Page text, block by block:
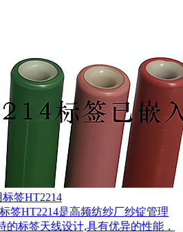
签HT2214
签HT2214是高频纺纱厂纱锭管理
的标签天线设计,具有优异的性能，